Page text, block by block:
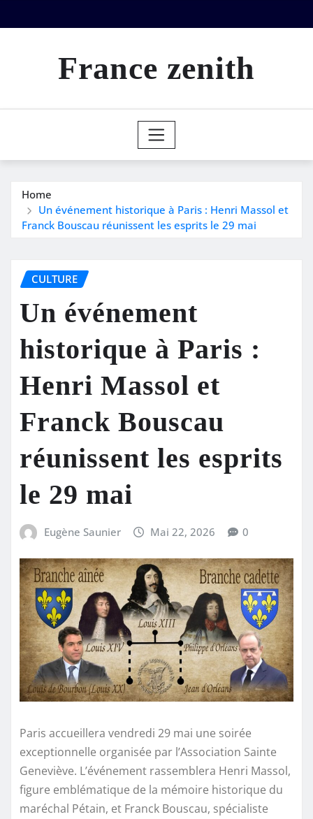
to
France zenith
Home
Un événement historique à Paris : Henri Massol et
Franck Bouscau réunissent les esprits le 29 mai
CULTURE
Un événement
historique à Paris :
Henri Massol et
Franck Bouscau
réunissent les esprits
le 29 mai
Eugène Saunier Mai 22, 2026 0
Paris accueillera vendredi 29 mai une soirée
exceptionnelle organisée par l’Association Sainte
Geneviève. L’événement rassemblera Henri Massol,
figure emblématique de la mémoire historique du
maréchal Pétain, et Franck Bouscau, spécialiste